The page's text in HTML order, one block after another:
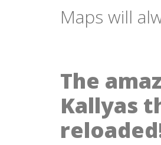
Maps will
The
Kallyas